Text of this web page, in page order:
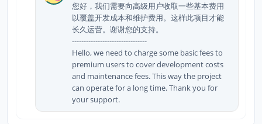
您好，我们需要向高级用户收取一些基本费用
以覆盖开发成本和维护费用。这样此项目才能
长久运营。谢谢您的支持。
--------------------------------
Hello, we need to charge some basic fees to
premium users to cover development costs
and maintenance fees. This way the project
can operate for a long time. Thank you for
your support.